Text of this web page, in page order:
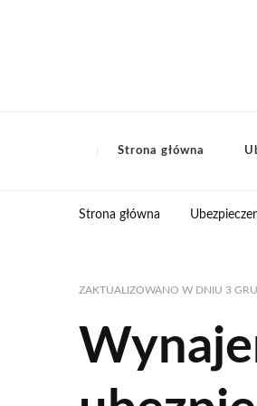
Strona główna
Strona główna
ZAKTUALIZOWANO W DNIU 3